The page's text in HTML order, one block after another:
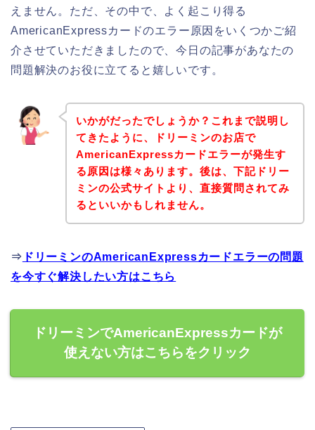
えません。ただ、その中で、よく起こり得る
AmericanExpressカードのエラー原因をいくつかご紹
介させていただきましたので、今日の記事があなたの
問題解決のお役に立てると嬉しいです。
いかがだったでしょうか？これまで説明し
てきたように、ドリーミンのお店で
AmericanExpressカードエラーが発生す
る原因は様々あります。後は、下記ドリー
ミンの公式サイトより、直接質問されてみ
るといいかもしれません。
⇒ ドリーミンのAmericanExpressカードエラーの問題
を今すぐ解決したい方はこちら
ドリーミンでAmericanExpressカードが
使えない方はこちらをクリック